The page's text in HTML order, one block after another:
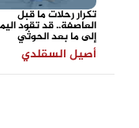
تكرار رحلات ما قبل
العاصفة.. قد تقود
إلى ما بعد الحوثي
أصيل السقلدي